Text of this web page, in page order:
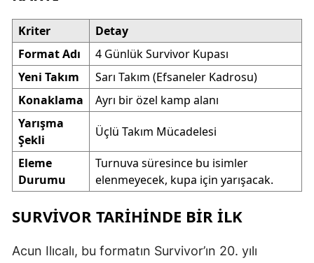
Kriter
Detay
Format Adı
4 Günlük Survivor Kupası
Yeni Takım
Sarı Takım (Efsaneler Kadrosu)
Konaklama
Ayrı bir özel kamp alanı
Yarışma
Şekli
Üçlü Takım Mücadelesi
Eleme
Durumu
Turnuva süresince bu isimler
elenmeyecek, kupa için yarışacak.
SURVIVOR TARIHINDE BIR İLK
Acun Ilıcalı, bu formatın Survivor’ın 20. yılı